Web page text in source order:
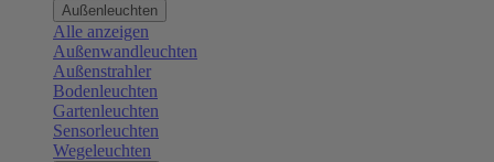
Außenleuchten
Alle anzeigen
Außenwandleuchten
Außenstrahler
Bodenleuchten
Gartenleuchten
Sensorleuchten
Wegeleuchten